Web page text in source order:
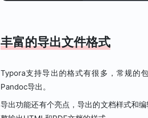
丰富的导出文件格式
Typora支持导出的格式有很多，常规的
Pandoc导出。
导出功能还有个亮点，导出的文档样式和